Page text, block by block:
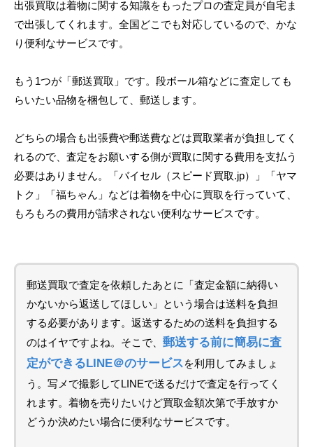
出張買取は着物に関する知識をもったプロの査定員が自宅ま
で出張してくれます。全国どこでも対応しているので、かな
り便利なサービスです。
もう1つが「郵送買取」です。段ボール箱などに査定しても
らいたい品物を梱包して、郵送します。
どちらの場合も出張費や郵送費などは買取業者が負担してく
れるので、査定をお願いする側が買取に関する費用を支払う
必要はありません。「バイセル（スピード買取.jp）」「ヤマ
トク」「福ちゃん」などは着物を中心に買取を行っていて、
もろもろの費用が請求されない便利なサービスです。
郵送買取で査定を依頼したあとに「査定金額に納得い
かないから返送してほしい」という場合は送料を負担
する必要があります。返送するための送料を負担する
のはイヤですよね。そこで、郵送する前に簡易に査
定ができるLINE＠のサービスを利用してみましょ
う。写メで撮影してLINEで送るだけで査定を行ってく
れます。着物を売りたいけど買取金額次第で手放すか
どうか決めたい場合に便利なサービスです。